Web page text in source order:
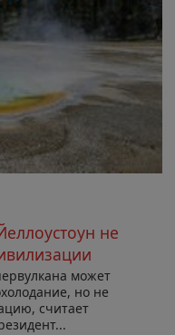
не
может
но не
считает